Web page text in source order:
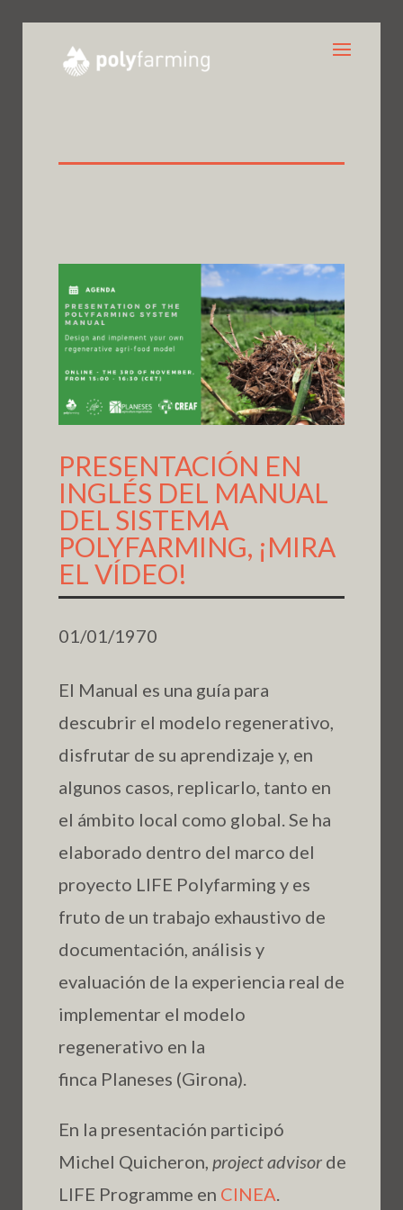
PRESENTACIÓN EN
INGLÉS DEL MANUAL
DEL SISTEMA
POLYFARMING, ¡MIRA
EL VÍDEO!
01/01/1970
El Manual es una guía para
descubrir el modelo regenerativo,
disfrutar de su aprendizaje y, en
algunos casos, replicarlo, tanto en
el ámbito local como global. Se ha
elaborado dentro del marco del
proyecto LIFE Polyfarming y es
fruto de un trabajo exhaustivo de
documentación, análisis y
evaluación de la experiencia real de
implementar el modelo
regenerativo en la
finca Planeses (Girona).
En la presentación participó
Michel Quicheron, project advisorde
LIFE Programme en CINEA.